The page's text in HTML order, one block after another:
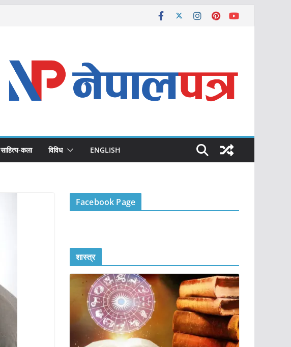
साहित्य-कला विविध ENGLISH
Facebook Page
शास्त्र